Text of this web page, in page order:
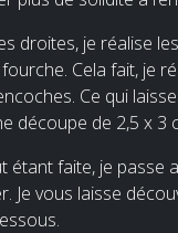
droites, je réalise
fourche. Cela fait, je
Ce qui
découpe de 2,5 x 3
étant faite, je passe
Je vous laisse